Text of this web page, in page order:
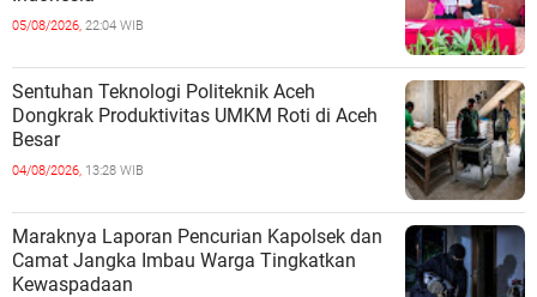
05/08/2026, 22:04 WIB
Sentuhan Teknologi Politeknik Aceh
Dongkrak Produktivitas UMKM Roti di Aceh
Besar
04/08/2026, 13:28 WIB
Maraknya Laporan Pencurian Kapolsek dan
Camat Jangka Imbau Warga Tingkatkan
Kewaspadaan